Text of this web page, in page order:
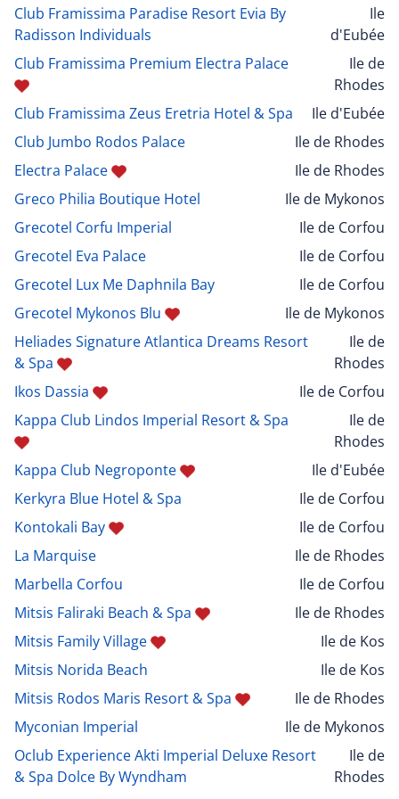
Club Framissima Paradise Resort Evia By
Radisson Individuals
Ile
d'Eubée
Club Framissima Premium Electra Palace
Ile de
Rhodes
Club Framissima Zeus Eretria Hotel & Spa
Ile d'Eubée
Club Jumbo Rodos Palace
Ile de Rhodes
Electra Palace
Ile de Rhodes
Greco Philia Boutique Hotel
Ile de Mykonos
Grecotel Corfu Imperial
Ile de Corfou
Grecotel Eva Palace
Ile de Corfou
Grecotel Lux Me Daphnila Bay
Ile de Corfou
Grecotel Mykonos Blu
Ile de Mykonos
Heliades Signature Atlantica Dreams Resort
& Spa
Ile de
Rhodes
Ikos Dassia
Ile de Corfou
Kappa Club Lindos Imperial Resort & Spa
Ile de
Rhodes
Kappa Club Negroponte
Ile d'Eubée
Kerkyra Blue Hotel & Spa
Ile de Corfou
Kontokali Bay
Ile de Corfou
La Marquise
Ile de Rhodes
Marbella Corfou
Ile de Corfou
Mitsis Faliraki Beach & Spa
Ile de Rhodes
Mitsis Family Village
Ile de Kos
Mitsis Norida Beach
Ile de Kos
Mitsis Rodos Maris Resort & Spa
Ile de Rhodes
Myconian Imperial
Ile de Mykonos
Oclub Experience Akti Imperial Deluxe Resort
& Spa Dolce By Wyndham
Ile de
Rhodes